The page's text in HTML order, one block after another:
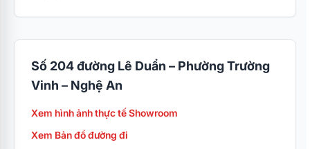
Số 204 đường Lê Duẩn – Phường Trường
Vinh – Nghệ An
Xem hình ảnh thực tế Showroom
Xem Bản đồ đường đi